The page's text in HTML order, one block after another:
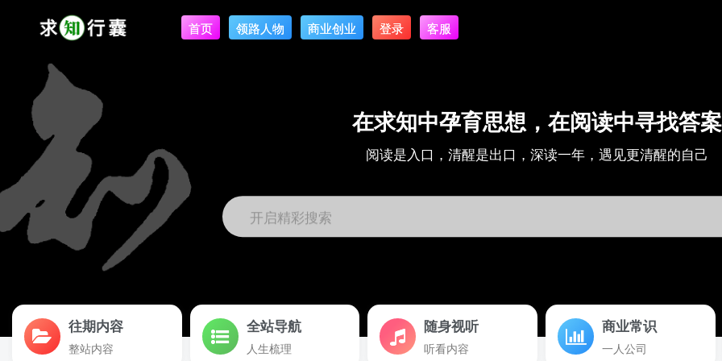
首页 领路人物 商业创业 登录 客服
在求知中孕育思想，在阅读中寻找答案
阅读是入口，清醒是出口，深读一年，遇见更清醒的自己
开启精彩搜索
往期内容
整站内容
全站导航
人生梳理
随身视听
听看内容
商业常识
一人公司